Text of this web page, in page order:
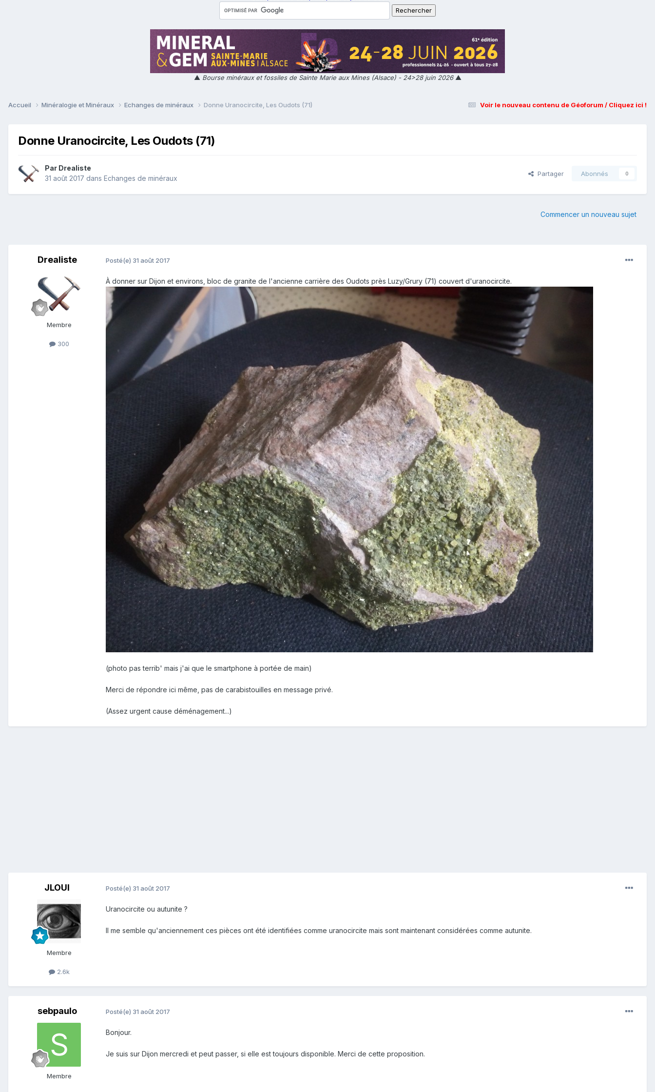
▲ Bourse minéraux et fossiles de Sainte Marie aux Mines (Alsace) - 24>28 juin 2026▲
Voir le nouveau contenu de Géoforum / Cliquez ici !
Accueil Minéralogie et Minéraux Echanges de minéraux Donne Uranocircite, Les Oudots (71)
Donne Uranocircite, Les Oudots (71)
Par Drealiste
31 août 2017 dans Echanges de minéraux
Partager Abonnés 0
Commencer un nouveau sujet
Drealiste
Membre
300
Posté(e) 31 août 2017
À donner sur Dijon et environs, bloc de granite de l'ancienne carrière des Oudots près Luzy/Grury (71) couvert d'uranocircite.
(photo pas terrib' mais j'ai que le smartphone à portée de main)
Merci de répondre ici même, pas de carabistouilles en message privé.
(Assez urgent cause déménagement...)
JLOUI
Membre
2.6k
Posté(e) 31 août 2017
Uranocircite ou autunite ?
Il me semble qu'anciennement ces pièces ont été identifiées comme uranocircite mais sont maintenant considérées comme autunite.
sebpaulo
Membre
Posté(e) 31 août 2017
Bonjour.
Je suis sur Dijon mercredi et peut passer, si elle est toujours disponible. Merci de cette proposition.